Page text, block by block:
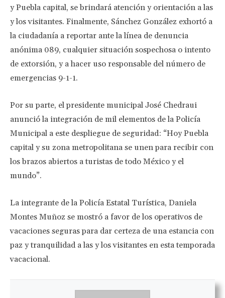
y Puebla capital, se brindará atención y orientación a las
y los visitantes. Finalmente, Sánchez González exhortó a
la ciudadanía a reportar ante la línea de denuncia
anónima 089, cualquier situación sospechosa o intento
de extorsión, y a hacer uso responsable del número de
emergencias 9-1-1.
Por su parte, el presidente municipal José Chedraui
anunció la integración de mil elementos de la Policía
Municipal a este despliegue de seguridad: “Hoy Puebla
capital y su zona metropolitana se unen para recibir con
los brazos abiertos a turistas de todo México y el
mundo”.
La integrante de la Policía Estatal Turística, Daniela
Montes Muñoz se mostró a favor de los operativos de
vacaciones seguras para dar certeza de una estancia con
paz y tranquilidad a las y los visitantes en esta temporada
vacacional.